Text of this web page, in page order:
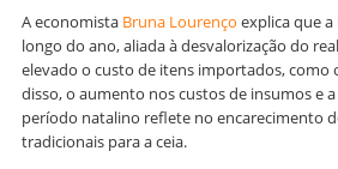
A economista Bruna Lourenço explica que
longo do ano, aliada à desvalorização do
elevado o custo de itens importados, como
disso, o aumento nos custos de insumos e
período natalino reflete no encarecimento
tradicionais para a ceia.